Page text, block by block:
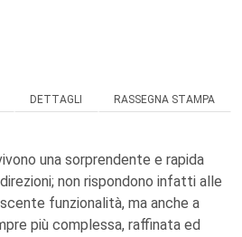
DETTAGLI RASSEGNA STAMPA
una sorprendente e rapida
non rispondono infatti alle
funzionalità, ma anche a
più complessa, raffinata ed